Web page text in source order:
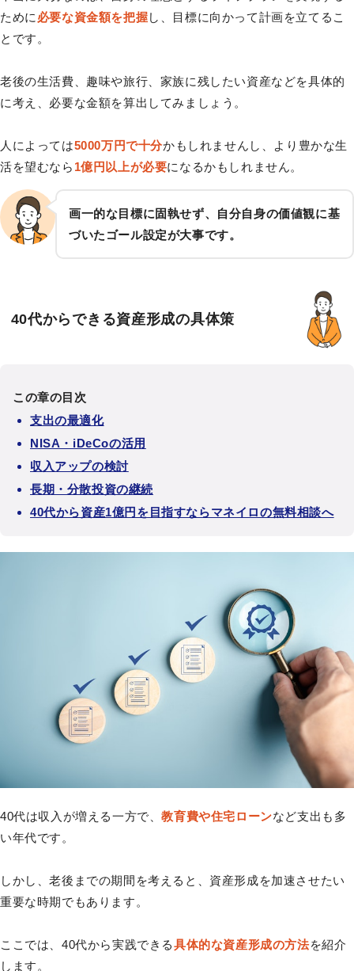
ために 必要な資金額を把握し、目標に向かって計画を立てるこ
とです。
老後の生活費、趣味や旅行、家族に残したい資産などを具体的
に考え、必要な金額を算出してみましょう。
人によっては5000万円で十分かもしれませんし、より豊かな生
活を望むなら 1億円以上が必要になるかもしれません。
画一的な目標に固執せず、自分自身の価値観に基
づいたゴール設定が大事です。
40代からできる資産形成の具体策
この章の目次
支出の最適化
NISA・iDeCoの活用
収入アップの検討
長期・分散投資の継続
40代から資産1億円を目指すならマネイロの無料相談へ
40代は収入が増える一方で、教育費や住宅ローンなど支出も多
い年代です。
しかし、老後までの期間を考えると、資産形成を加速させたい
重要な時期でもあります。
ここでは、40代から実践できる具体的な資産形成の方法を紹介
します。